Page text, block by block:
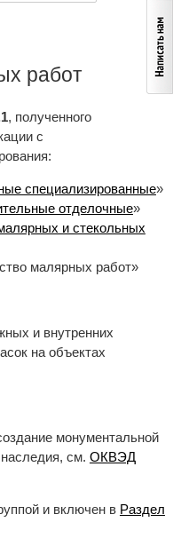
работ
, полученного
с
специализированные»
отделочные»
и стекольных
малярных работ»
и внутренних
на объектах
монументальной
см. ОКВЭД
и включен в Раздел